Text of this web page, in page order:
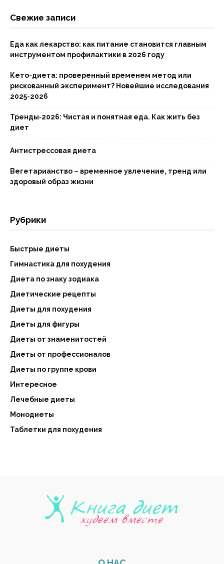
Свежие записи
Еда как лекарство: как питание становится главным
инструментом профилактики в 2026 году
Кето-диета: проверенный временем метод или
рискованный эксперимент? Новейшие исследования
2025-2026
Тренды‑2026: Чистая и понятная еда. Как жить без
диет
Антистрессовая диета
Вегетарианство – временное увлечение, тренд или
здоровый образ жизни
Рубрики
Быстрые диеты
Гимнастика для похудения
Диета по знаку зодиака
Диетические рецепты
Диеты для похудения
Диеты для фигуры
Диеты от знаменитостей
Диеты от профессионалов
Диеты по группе крови
Интересное
Лечебные диеты
Монодиеты
Таблетки для похудения